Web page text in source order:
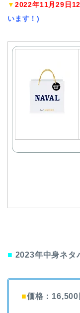
▼ 2022年11月29日
います！)
■ 2023年中身ネタ
■価格：16,500